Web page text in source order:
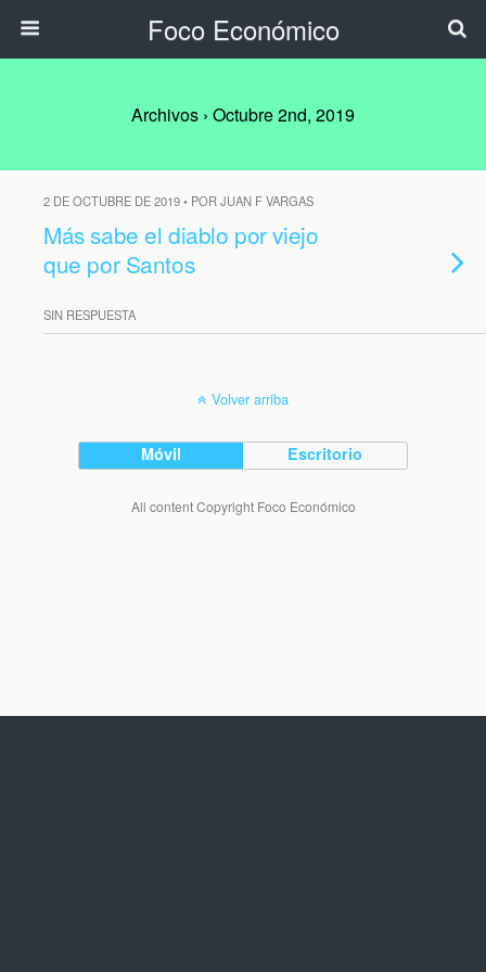
Foco Económico
Archivos › Octubre 2nd, 2019
2 DE OCTUBRE DE 2019 • POR JUAN F VARGAS
Más sabe el diablo por viejo
que por Santos
SIN RESPUESTA
Volver arriba
Móvil Escritorio
All content Copyright Foco Económico